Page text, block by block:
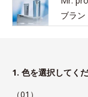
ブラン
1. 色を選択してくだ
（01）